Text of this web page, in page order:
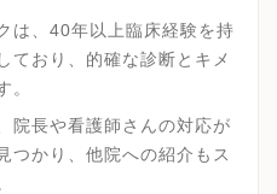
は、40年以上臨床経験を持
ており、的確な診断とキメ
。
院長や看護師さんの対応が
つかり、他院への紹介もス